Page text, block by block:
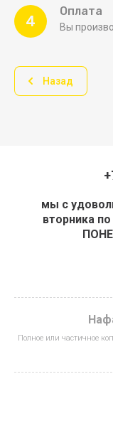
4
Оплата
Вы
Назад
мы с
вторника
Полное или частичное